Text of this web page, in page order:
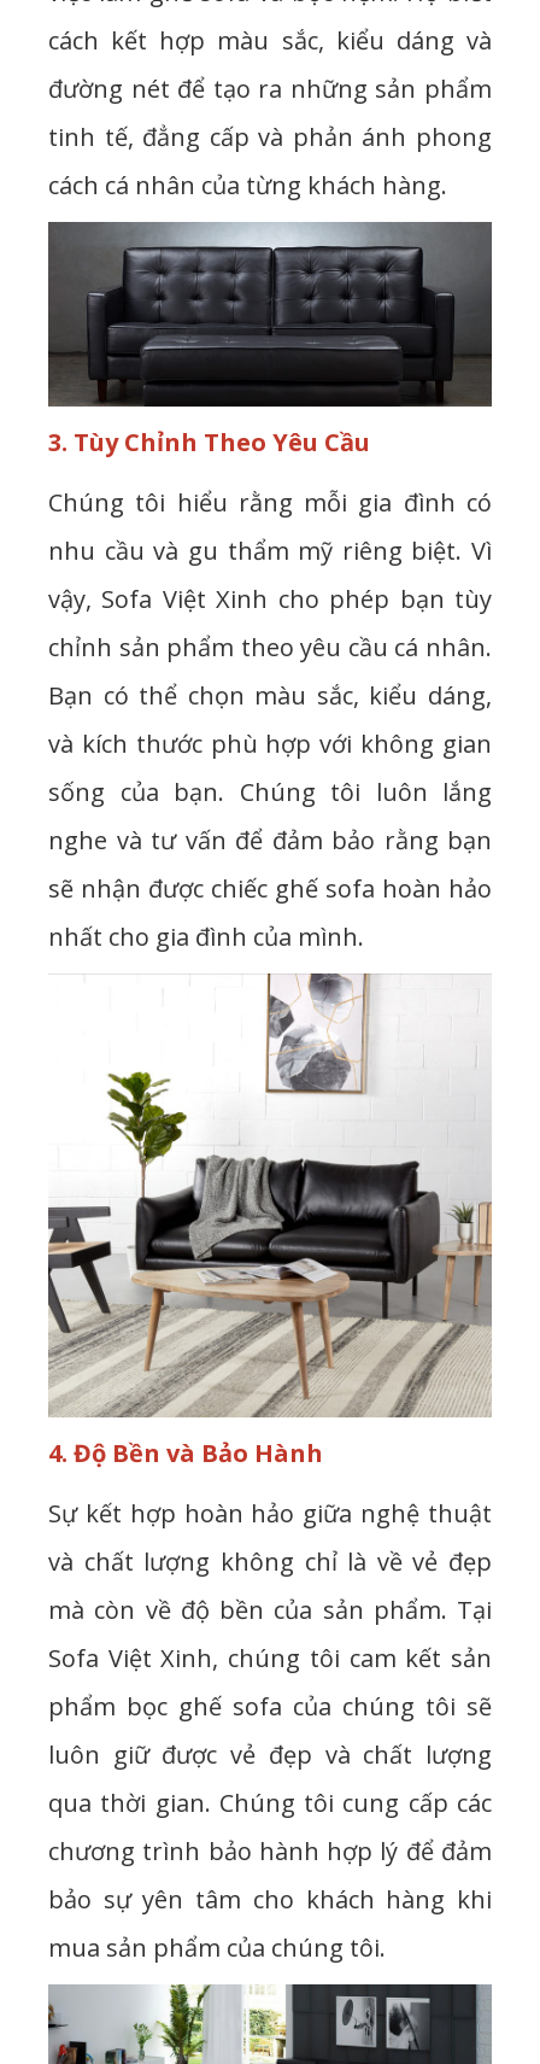
cách kết hợp màu sắc, kiểu dáng và
đường nét để tạo ra những sản phẩm
tinh tế, đẳng cấp và phản ánh phong
cách cá nhân của từng khách hàng.
3. Tùy Chỉnh Theo Yêu Cầu
Chúng tôi hiểu rằng mỗi gia đình có
nhu cầu và gu thẩm mỹ riêng biệt. Vì
vậy, Sofa Việt Xinh cho phép bạn tùy
chỉnh sản phẩm theo yêu cầu cá nhân.
Bạn có thể chọn màu sắc, kiểu dáng,
và kích thước phù hợp với không gian
sống của bạn. Chúng tôi luôn lắng
nghe và tư vấn để đảm bảo rằng bạn
sẽ nhận được chiếc ghế sofa hoàn hảo
nhất cho gia đình của mình.
4. Độ Bền và Bảo Hành
Sự kết hợp hoàn hảo giữa nghệ thuật
và chất lượng không chỉ là về vẻ đẹp
mà còn về độ bền của sản phẩm. Tại
Sofa Việt Xinh, chúng tôi cam kết sản
phẩm bọc ghế sofa của chúng tôi sẽ
luôn giữ được vẻ đẹp và chất lượng
qua thời gian. Chúng tôi cung cấp các
chương trình bảo hành hợp lý để đảm
bảo sự yên tâm cho khách hàng khi
mua sản phẩm của chúng tôi.